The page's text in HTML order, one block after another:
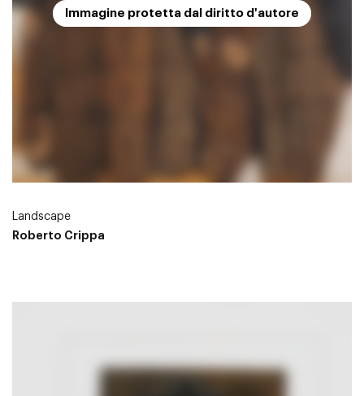
Immagine protetta dal diritto d'autore
Landscape
Roberto Crippa